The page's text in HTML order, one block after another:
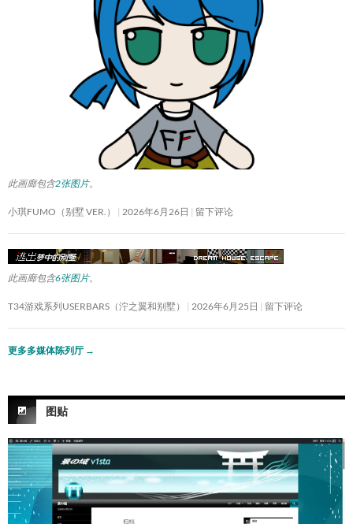
此画廊包含2张图片。
小琪FUMO（别墅 VER.） 2026年6月26日 留下评论
此画廊包含6张图片。
T34游戏系列USERBARS（泞之翼和别墅） 2026年6月25日 留下评论
更多多媒体陈列厅 →
图贴